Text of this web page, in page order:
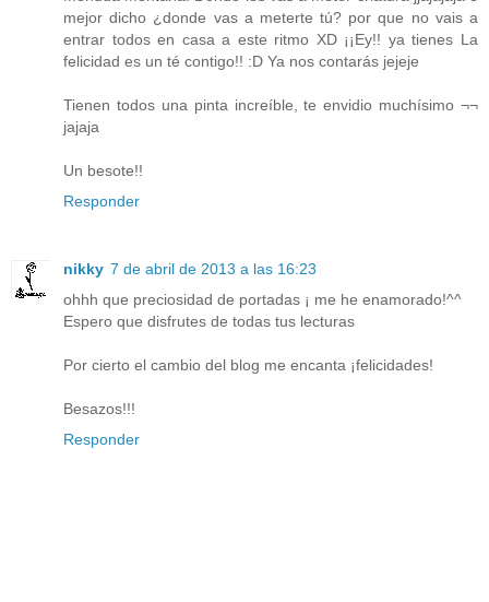
mejor dicho ¿donde vas a meterte tú? por que no vais a
entrar todos en casa a este ritmo XD ¡¡Ey!! ya tienes La
felicidad es un té contigo!! :D Ya nos contarás jejeje
Tienen todos una pinta increíble, te envidio muchísimo ¬¬
jajaja
Un besote!!
Responder
nikky 7 de abril de 2013 a las 16:23
ohhh que preciosidad de portadas ¡ me he enamorado!^^
Espero que disfrutes de todas tus lecturas
Por cierto el cambio del blog me encanta ¡felicidades!
Besazos!!!
Responder